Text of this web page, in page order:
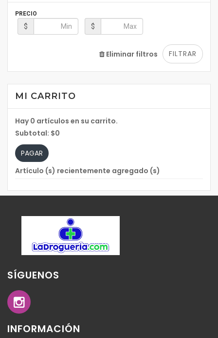
PRECIO
$ $
FILTRAR
Eliminar filtros
MI CARRITO
Hay0 artículos en su carrito.
Subtotal: $0
PAGAR
Artículo (s) recientemente agregado (s)
SÍGUENOS
INFORMACIÓN